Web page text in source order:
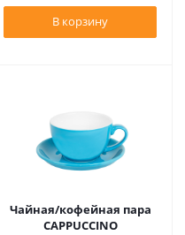
В корзину
Чайная/кофейная пара
CAPPUCCINO